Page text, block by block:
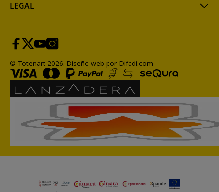
LEGAL
© Totenart 2026. Diseño web por Difadi.com